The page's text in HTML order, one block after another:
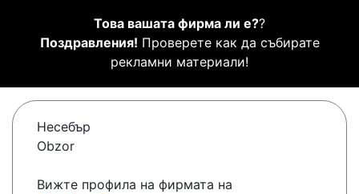
Това вашата фирма ли е??
Поздравления! Проверете как да събирате
рекламни материали!
Несебър
Obzor
Вижте профила на фирмата на